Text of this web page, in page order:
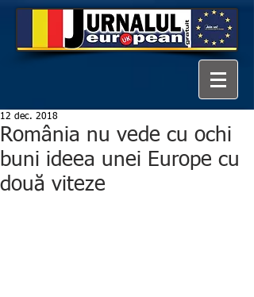
România nu vede cu ochi
buni ideea unei Europe cu
două viteze
12 dec. 2018